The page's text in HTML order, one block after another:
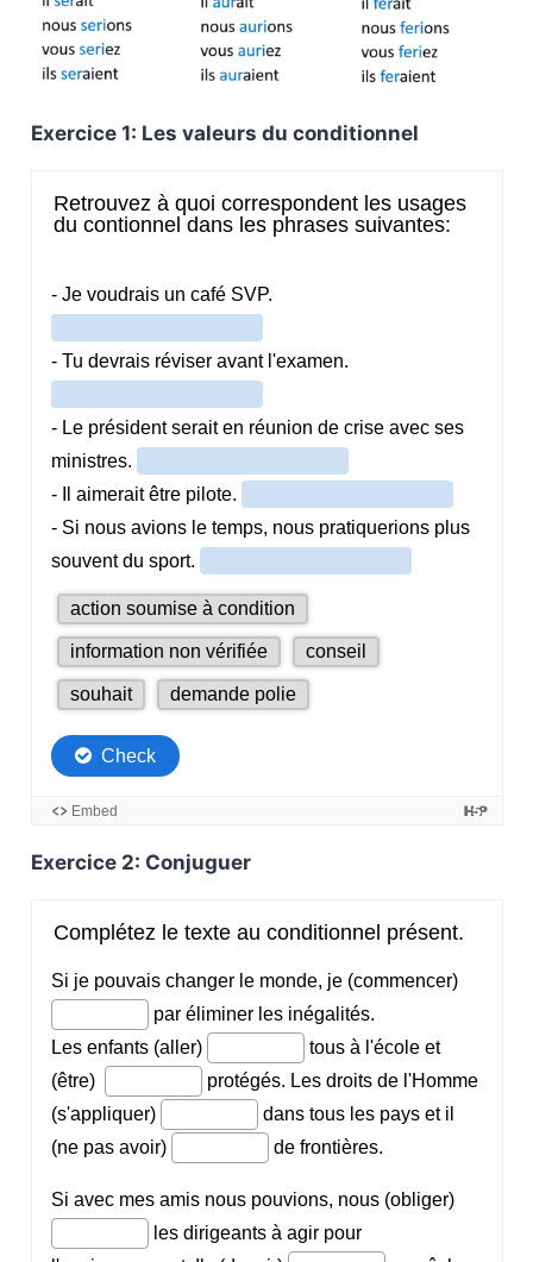
Exercice 1: Les valeurs du conditionnel
Exercice 2: Conjuguer